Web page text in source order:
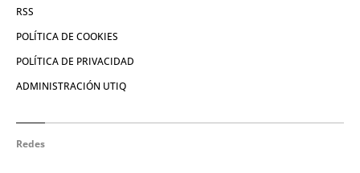
RSS
POLÍTICA DE COOKIES
POLÍTICA DE PRIVACIDAD
ADMINISTRACIÓN UTIQ
Redes